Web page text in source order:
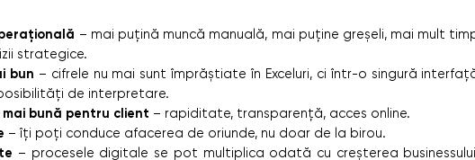
– mai puțină muncă manuală, mai puține greșeli, mai mult
strategice.
bun – cifrele nu mai sunt împrăștiate în Exceluri, ci într-o singură
de interpretare.
bună pentru client – rapiditate, transparență, acces online.
– îți poți conduce afacerea de oriunde, nu doar de la birou.
– procesele digitale se pot multiplica odată cu creșterea